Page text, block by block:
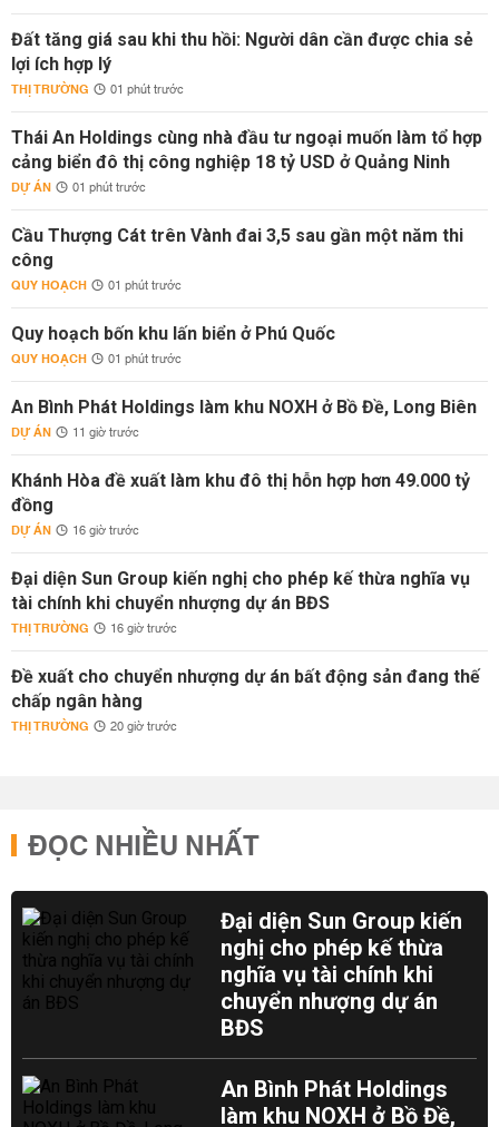
Đất tăng giá sau khi thu hồi: Người dân cần được chia sẻ
lợi ích hợp lý
THỊ TRƯỜNG 01 phút trước
Thái An Holdings cùng nhà đầu tư ngoại muốn làm tổ hợp
cảng biển đô thị công nghiệp 18 tỷ USD ở Quảng Ninh
DỰ ÁN 01 phút trước
Cầu Thượng Cát trên Vành đai 3,5 sau gần một năm thi
công
QUY HOẠCH 01 phút trước
Quy hoạch bốn khu lấn biển ở Phú Quốc
QUY HOẠCH 01 phút trước
An Bình Phát Holdings làm khu NOXH ở Bồ Đề, Long Biên
DỰ ÁN 11 giờ trước
Khánh Hòa đề xuất làm khu đô thị hỗn hợp hơn 49.000 tỷ
đồng
DỰ ÁN 16 giờ trước
Đại diện Sun Group kiến nghị cho phép kế thừa nghĩa vụ
tài chính khi chuyển nhượng dự án BĐS
THỊ TRƯỜNG 16 giờ trước
Đề xuất cho chuyển nhượng dự án bất động sản đang thế
chấp ngân hàng
THỊ TRƯỜNG 20 giờ trước
ĐỌC NHIỀU NHẤT
Đại diện Sun Group kiến
nghị cho phép kế thừa
nghĩa vụ tài chính khi
chuyển nhượng dự án
BĐS
An Bình Phát Holdings
làm khu NOXH ở Bồ Đề,